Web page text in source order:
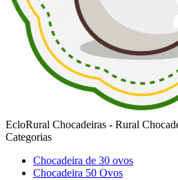
EcloRural Chocadeiras - Rural
Categorias
Chocadeira de 30 ovos
Chocadeira 50 Ovos